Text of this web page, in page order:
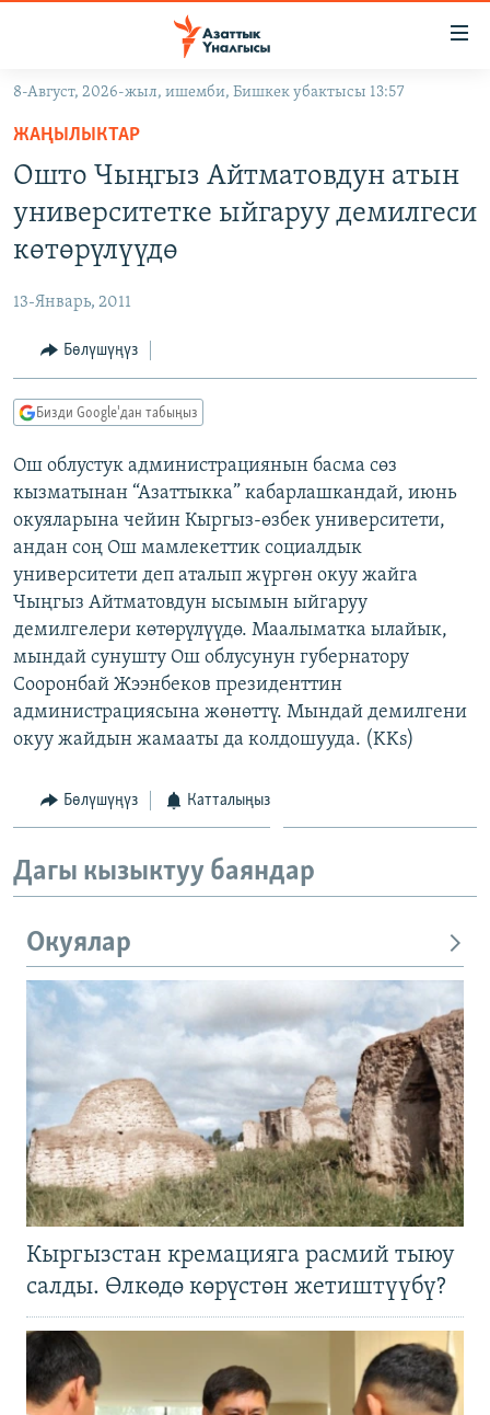
Навигацияга
өтүңүз
Издөөгө
салыңыз
МАДАНИЯТ
УКРАИНА
ТВ ПРОГРАММАЛАР
БҮГҮН АЗАТТЫКТА
ДАНИСТЕ
АЗАТТЫК+
ЫҢГАЙСЫЗ СУРООЛОР
ПОДКАСТ
Русский
ЭЕ/АРнун бардык сайттары
8-Август, 2026-жыл, ишемби, Бишкек убактысы 13:57
ЖАҢЫЛЫКТАР
Ошто Чыңгыз Айтматовдун атын
университетке ыйгаруу демилгеси
көтөрүлүүдө
13-Январь, 2011
Бөлүшүңүз
Бизди Google'дан табыңыз
Ош облустук администрациянын басма сөз
кызматынан “Азаттыкка” кабарлашкандай, июнь
окуяларына чейин Кыргыз-өзбек университети,
андан соң Ош мамлекеттик социалдык
университети деп аталып жүргөн окуу жайга
Чыңгыз Айтматовдун ысымын ыйгаруу
демилгелери көтөрүлүүдө. Маалыматка ылайык,
мындай сунушту Ош облусунун губернатору
Сооронбай Жээнбеков президенттин
администрациясына жөнөттү. Мындай демилгени
окуу жайдын жамааты да колдошууда. (KKs)
Бөлүшүңүз Катталыңыз
Дагы кызыктуу баяндар
Окуялар
Кыргызстан кремацияга расмий тыюу
салды. Өлкөдө көрүстөн жетиштүүбү?